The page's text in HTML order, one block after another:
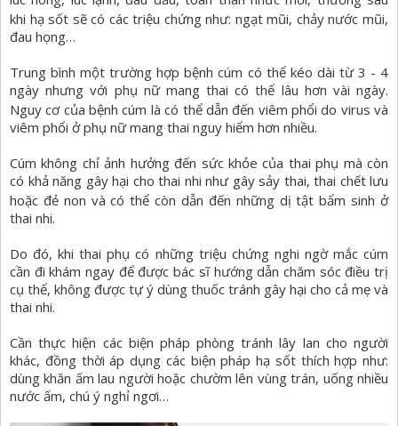
khi hạ sốt sẽ có các triệu chứng như: ngạt mũi, chảy nước mũi,
đau họng…
Trung bình một trường hợp bệnh cúm có thể kéo dài từ 3 - 4
ngày nhưng với phụ nữ mang thai có thể lâu hơn vài ngày.
Nguy cơ của bệnh cúm là có thể dẫn đến viêm phổi do virus và
viêm phổi ở phụ nữ mang thai nguy hiểm hơn nhiều.
Cúm không chỉ ảnh hưởng đến sức khỏe của thai phụ mà còn
có khả năng gây hại cho thai nhi như gây sảy thai, thai chết lưu
hoặc đẻ non và có thể còn dẫn đến những dị tật bẩm sinh ở
thai nhi.
Do đó, khi thai phụ có những triệu chứng nghi ngờ mắc cúm
cần đi khám ngay để được bác sĩ hướng dẫn chăm sóc điều trị
cụ thể, không được tự ý dùng thuốc tránh gây hại cho cả mẹ và
thai nhi.
Cần thực hiện các biện pháp phòng tránh lây lan cho người
khác, đồng thời áp dụng các biện pháp hạ sốt thích hợp như:
dùng khăn ấm lau người hoặc chườm lên vùng trán, uống nhiều
nước ấm, chú ý nghỉ ngơi…